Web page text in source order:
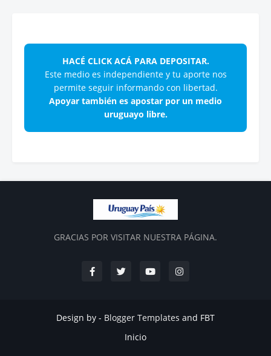
HACÉ CLICK ACÁ PARA DEPOSITAR.
Este medio es independiente y tu aporte nos
permite seguir informando con libertad.
Apoyar también es apostar por un medio
uruguayo libre.
GRACIAS POR VISITAR NUESTRA PÁGINA.
Design by - Blogger Templates and FBT
Inicio